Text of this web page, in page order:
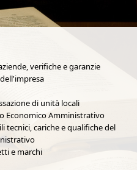
verifiche e garanzie
di unità locali
Economico Amministrativo
tecnici, cariche e qualifiche del
e marchi